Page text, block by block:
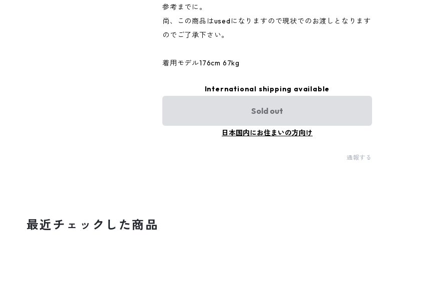
参考までに。
尚、この商品はusedになりますので現状でのお渡しとなります
のでご了承下さい。
着用モデル176cm 67kg
International shipping available
Sold out
日本国内にお住まいの方向け
通報する
最近チェックした商品